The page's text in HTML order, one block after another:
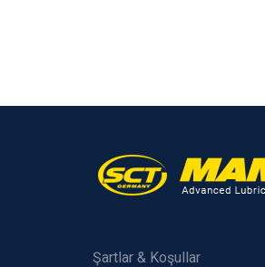
Şartlar & Koşullar